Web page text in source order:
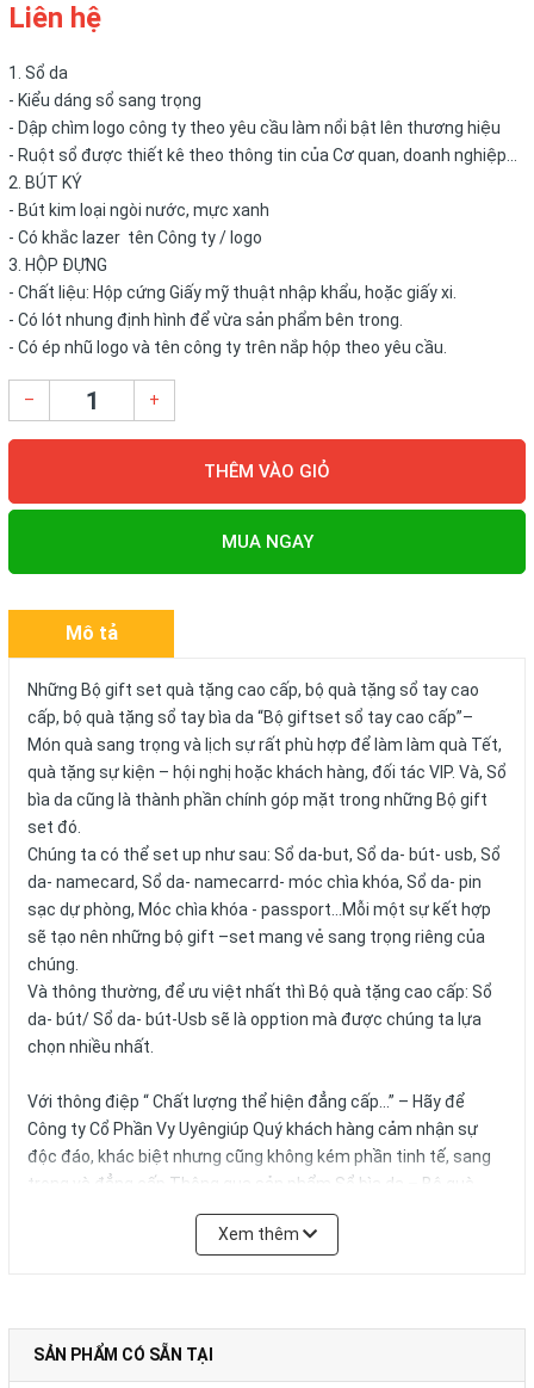
Liên hệ
1. Sổ da
- Kiểu dáng sổ sang trọng
- Dập chìm logo công ty theo yêu cầu làm nổi bật lên thương hiệu
- Ruột sổ được thiết kê theo thông tin của Cơ quan, doanh nghiệp...
2. BÚT KÝ
- Bút kim loại ngòi nước, mực xanh
- Có khắc lazer tên Công ty / logo
3. HỘP ĐỰNG
- Chất liệu: Hộp cứng Giấy mỹ thuật nhập khẩu, hoặc giấy xi.
- Có lót nhung định hình để vừa sản phẩm bên trong.
- Có ép nhũ logo và tên công ty trên nắp hộp theo yêu cầu.
– +
THÊM VÀO GIỎ
MUA NGAY
Mô tả
Những Bộ gift set quà tặng cao cấp, bộ quà tặng sổ tay cao
cấp, bộ quà tặng sổ tay bìa da “Bộ giftset sổ tay cao cấp”–
Món quà sang trọng và lịch sự rất phù hợp để làm làm quà Tết,
quà tặng sự kiện – hội nghị hoặc khách hàng, đối tác VIP. Và, Sổ
bìa da cũng là thành phần chính góp mặt trong những Bộ gift
set đó.
Chúng ta có thể set up như sau: Sổ da-but, Sổ da- bút- usb, Sổ
da- namecard, Sổ da- namecarrd- móc chìa khóa, Sổ da- pin
sạc dự phòng, Móc chìa khóa - passport...Mỗi một sự kết hợp
sẽ tạo nên những bộ gift –set mang vẻ sang trọng riêng của
chúng.
Và thông thường, để ưu việt nhất thì Bộ quà tặng cao cấp: Sổ
da- bút/ Sổ da- bút-Usb sẽ là opption mà được chúng ta lựa
chọn nhiều nhất.
Với thông điệp “ Chất lượng thể hiện đẳng cấp…” – Hãy để
Công ty Cổ Phần Vy Uyêngiúp Quý khách hàng cảm nhận sự
độc đáo, khác biệt nhưng cũng không kém phần tinh tế, sang
trọng và đẳng cấp Thông qua sản phẩm Sổ bìa da – Bộ quà
Vui lòng liên hệ Ms. Uyên để được tư vấn thêm.
Xem thêm
SẢN PHẨM CÓ SẴN TẠI